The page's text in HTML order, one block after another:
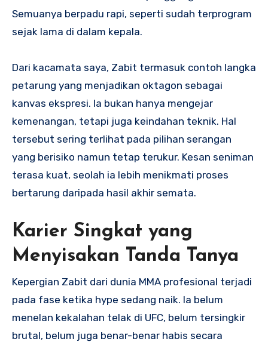
Semuanya berpadu rapi, seperti sudah terprogram
sejak lama di dalam kepala.
Dari kacamata saya, Zabit termasuk contoh langka
petarung yang menjadikan oktagon sebagai
kanvas ekspresi. Ia bukan hanya mengejar
kemenangan, tetapi juga keindahan teknik. Hal
tersebut sering terlihat pada pilihan serangan
yang berisiko namun tetap terukur. Kesan seniman
terasa kuat, seolah ia lebih menikmati proses
bertarung daripada hasil akhir semata.
Karier Singkat yang
Menyisakan Tanda Tanya
Kepergian Zabit dari dunia MMA profesional terjadi
pada fase ketika hype sedang naik. Ia belum
menelan kekalahan telak di UFC, belum tersingkir
brutal, belum juga benar-benar habis secara